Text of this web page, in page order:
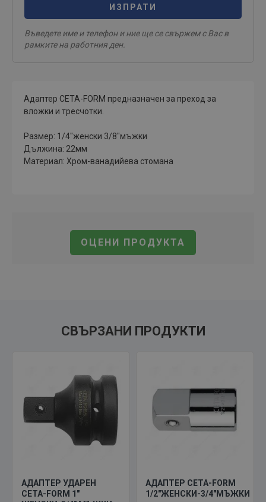
ИЗПРАТИ
Въведете име и телефон и ние ще се свържем с Вас в
рамките на работния ден.
ОЦЕНИ ПРОДУКТА
Адаптер CETA-FORM предназначен за преход за
вложки и тресчотки.
Размер: 1/4"женски 3/8"мъжки
Дължина: 22мм
Материал: Хром-ванадийева стомана
СВЪРЗАНИ ПРОДУКТИ
АДАПТЕР УДАРЕН
CETA-FORM 1"
АДАПТЕР CETA-FORM
1/2"ЖЕНСКИ-3/4"МЪЖКИ